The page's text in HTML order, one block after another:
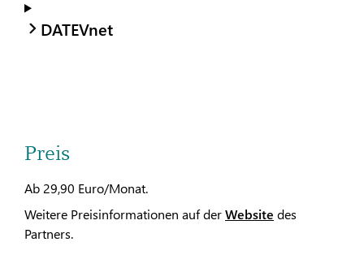
DATEVnet
Preis
Ab 29,90 Euro/Monat.
Weitere Preisinformationen auf derWebsite des
Partners.